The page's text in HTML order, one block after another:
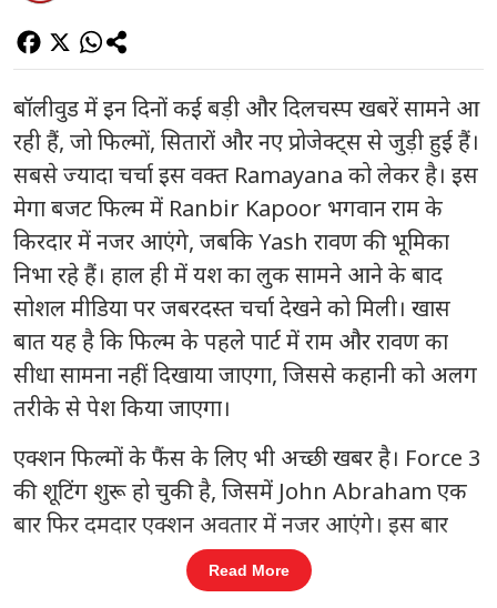
बॉलीवुड में इन दिनों कई बड़ी और दिलचस्प खबरें सामने आ
रही हैं, जो फिल्मों, सितारों और नए प्रोजेक्ट्स से जुड़ी हुई हैं।
सबसे ज्यादा चर्चा इस वक्त Ramayana को लेकर है। इस
मेगा बजट फिल्म में Ranbir Kapoor भगवान राम के
किरदार में नजर आएंगे, जबकिYash रावण की भूमिका
निभा रहे हैं। हाल ही में यश का लुक सामने आने के बाद
सोशल मीडिया पर जबरदस्त चर्चा देखने को मिली। खास
बात यह है कि फिल्म के पहले पार्ट में राम और रावण का
सीधा सामना नहीं दिखाया जाएगा, जिससे कहानी को अलग
तरीके से पेश किया जाएगा।
एक्शन फिल्मों के फैंस के लिए भी अच्छी खबर है। Force 3
की शूटिंग शुरू हो चुकी है, जिसमें John Abraham एक
बार फिर दमदार एक्शन अवतार में नजर आएंगे। इस बार
फिल्म को इंटरनेशनल स्तर पर ले जाने की तैयारी की जा रही
है, जिसमें बड़े एक्शन सीक्वेंस और हाई-टेक स्टंट शामिल
Read More